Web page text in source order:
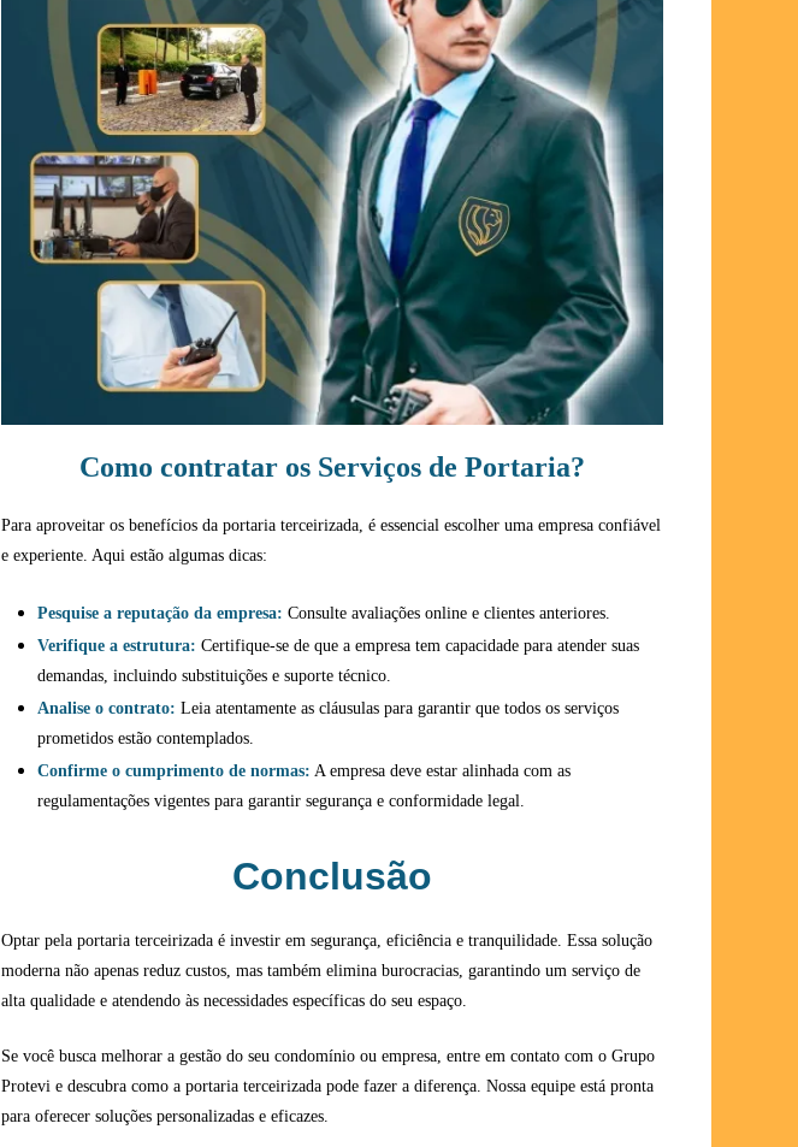
Como contratar os Serviços de Portaria?
Para aproveitar os benefícios da portaria terceirizada, é essencial escolher uma empresa confiável
e experiente. Aqui estão algumas dicas:
Pesquise a reputação da empresa: Consulte avaliações online e clientes anteriores.
Verifique a estrutura: Certifique-se de que a empresa tem capacidade para atender suas
demandas, incluindo substituições e suporte técnico.
Analise o contrato: Leia atentamente as cláusulas para garantir que todos os serviços
prometidos estão contemplados.
Confirme o cumprimento de normas: A empresa deve estar alinhada com as
regulamentações vigentes para garantir segurança e conformidade legal.
Conclusão
Optar pela portaria terceirizada é investir em segurança, eficiência e tranquilidade. Essa solução
moderna não apenas reduz custos, mas também elimina burocracias, garantindo um serviço de
alta qualidade e atendendo às necessidades específicas do seu espaço.
Se você busca melhorar a gestão do seu condomínio ou empresa, entre em contato com o Grupo
Protevi e descubra como a portaria terceirizada pode fazer a diferença. Nossa equipe está pronta
para oferecer soluções personalizadas e eficazes.